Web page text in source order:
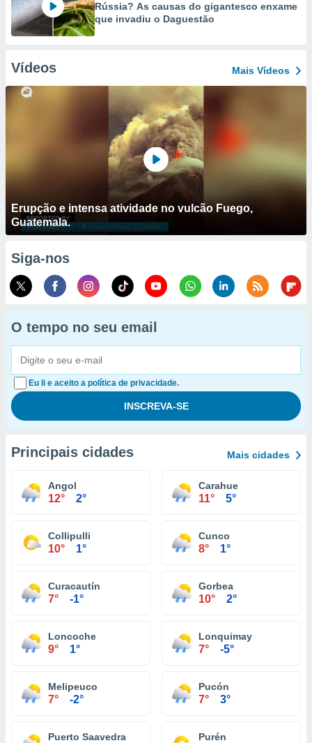
Rússia? As causas do gigantesco enxame
que invadiu o Daguestão
Vídeos Mais Vídeos
Erupção e intensa atividade no vulcão Fuego,
Guatemala.
Siga-nos
O tempo no seu email
Eu li e aceito a política de privacidade.
Principais cidades Mais cidades
Angol
12° 2°
Carahue
11° 5°
Collipulli
10° 1°
Cunco
8° 1°
Curacautín
7° -1°
Gorbea
10° 2°
Loncoche
9° 1°
Lonquimay
7° -5°
Melipeuco
7° -2°
Pucón
7° 3°
Puerto Saavedra Purén